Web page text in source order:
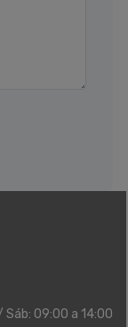
Sáb: 09:00 a 14:00